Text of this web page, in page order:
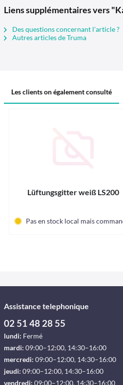
Liens supplémentaires vers
Des questions concernant l'article ?
Autres articles de Truma
Les clients on également consulté
Lüftungsgitter weiß LS200
Pas en stock local mais
Assistance telephonique
02 51 48 28 55
lundi: Fermé
mardi: 09:00–12:00, 14:30–16:00
mercredi: 09:00–12:00, 14:30–16:00
jeudi: 09:00–12:00, 14:30–16:00
vendredi: 09:00–12:00, 14:30–16:00